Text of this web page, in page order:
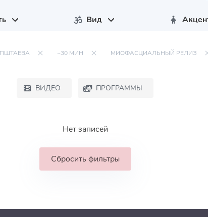
Вид
~30 МИН МИОФАСЦИАЛЬНЫЙ РЕЛИЗ
ВИДЕО ПРОГРАММЫ
Нет записей
Сбросить фильтры